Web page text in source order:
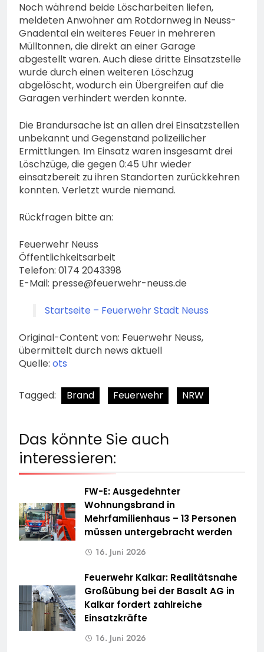
Noch während beide Löscharbeiten liefen,
meldeten Anwohner am Rotdornweg in Neuss-
Gnadental ein weiteres Feuer in mehreren
Mülltonnen, die direkt an einer Garage
abgestellt waren. Auch diese dritte Einsatzstelle
wurde durch einen weiteren Löschzug
abgelöscht, wodurch ein Übergreifen auf die
Garagen verhindert werden konnte.
Die Brandursache ist an allen drei Einsatzstellen
unbekannt und Gegenstand polizeilicher
Ermittlungen. Im Einsatz waren insgesamt drei
Löschzüge, die gegen 0:45 Uhr wieder
einsatzbereit zu ihren Standorten zurückkehren
konnten. Verletzt wurde niemand.
Rückfragen bitte an:
Feuerwehr Neuss
Öffentlichkeitsarbeit
Telefon: 0174 2043398
E-Mail: presse@feuerwehr-neuss.de
Startseite – Feuerwehr Stadt Neuss
Original-Content von: Feuerwehr Neuss,
übermittelt durch news aktuell
Quelle: ots
Tagged: Brand Feuerwehr NRW
Das könnte Sie auch
interessieren:
FW-E: Ausgedehnter
Wohnungsbrand in
Mehrfamilienhaus – 13 Personen
müssen untergebracht werden
16. Juni 2026
Feuerwehr Kalkar: Realitätsnahe
Großübung bei der Basalt AG in
Kalkar fordert zahlreiche
Einsatzkräfte
16. Juni 2026